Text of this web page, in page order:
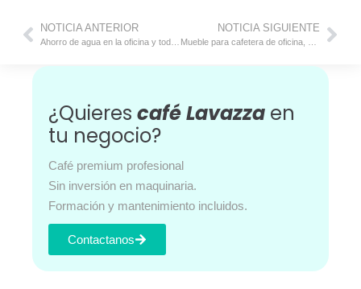
NOTICIA ANTERIOR NOTICIA SIGUIENTE
¿Quieres café Lavazza en
tu negocio?
Café premium profesional
Sin inversión en maquinaria.
Formación y mantenimiento incluidos.
Contactanos